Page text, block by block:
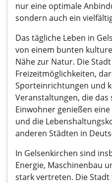
nur eine optimale
sondern auch ein
Das tägliche Leben in
von einem bunten
Nähe zur Natur. Die
Freizeitmöglichkeiten,
Sporteinrichtungen und
Veranstaltungen, die das
Einwohner genießen
und die
anderen Städten in
In Gelsenkirchen sind
Energie, Maschinenbau
stark vertreten. Die